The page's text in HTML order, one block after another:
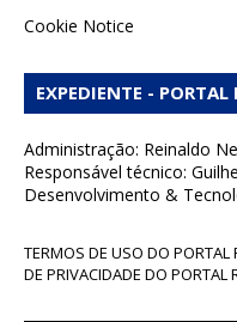
Cookie Notice
EXPEDIENTE - PORTAL
Administração: Reinaldo
Responsável técnico:
Desenvolvimento &
TERMOS DE USO DO PORTAL
DE PRIVACIDADE DO PORTAL